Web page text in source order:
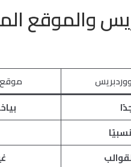
والموقع